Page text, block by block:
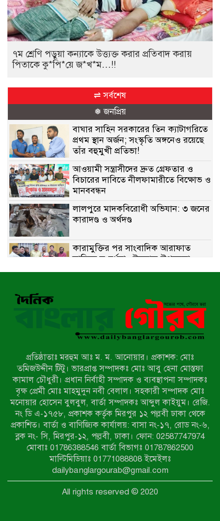
৭ম শ্রেণি পড়ুয়া কন্যাকে উত্ত্যক্ত করার প্রতিবাদ করায়
পিতাকে কু*পি*য়ে জ*খ*ম…!!
⇌ সর্বশেষ
❅ জনপ্রিয়
বাঘার সাহিন সরকারের তিন ক্যাটাগরিতে
প্রথম স্থান অর্জন; সংস্কৃতি অঙ্গনেও রয়েছে
তাঁর বহুমুখী প্রতিভা!
আওয়ামী সন্ত্রাসীদের দ্রুত গ্রেফতার ও
বিচারের দাবিতে নীলফামারীতে বিক্ষোভ ও
মানববন্ধন
লালপুরে মাদকবিরোধী অভিযান: ৩ জনের
কারাদণ্ড ও অর্থদণ্ড
কারামুক্তির পর সাংবাদিক আরাফাত
সানিকে সংবর্ধনা, টেকনাফ উপজেলা
প্রেসক্লাবের ফুলেল শুভেচ্ছা
মিয়ানমারের সীমান্তে স্থলমাইন বিস্ফোরণ:
উখিয়ার এক যুবকের পা বিচ্ছিন্ন
৭ম শ্রেণি পড়ুয়া কন্যাকে উত্ত্যক্ত করার
প্রতিবাদ করায় পিতাকে কু*পি*য়ে
জ*খ*ম…!!
জুলাই গণঅভ্যুত্থান দিবস-২০২৬ উপলক্ষে
নীলফামারীতে শহিদদের স্মরণে দোয়া
মাহফিল ও আলোচনা সভা অনুষ্ঠিত
বেলকুচিতে বজ্রপাতে শিক্ষার্থীর মৃত্যু
বেলকুচিতে গণঅভ্যুত্থান দিবসে ইসলামী
আন্দোলনের গণমিছিল ও গণহত্যার
প্রতিষ্ঠাতাঃ মরহুম আঃ ম. ম. আনোয়ার। প্রকাশক: মোঃ
তমিজউদ্দীন টিটু। ভারপ্রাপ্ত সম্পাদকঃ মোঃ আবু হেনা মোস্তফা
কামাল চৌধুরী। প্রধান নির্বাহী সম্পাদক ও ব্যবস্থাপনা সম্পাদকঃ
বৃক্ষ প্রেমী মোঃ মাহমুদুন নবী বেলাল। সহকারী সম্পাদক মোঃ
মনোয়ার হোসেন বুলবুল, বার্তা সম্পাদকঃ আব্দুল কাইয়ুম। রেজি.
নং ডি এ-১৭৫৮, প্রকাশক কর্তৃক মিরপুর ১২ পল্লবী ঢাকা থেকে
প্রকাশিত। বার্তা ও বাণিজ্যিক কার্যালয়: বাসা নং-১৭, রোড নং-৬,
ব্লক নং- সি, মিরপুর-১২, পল্লবী, ঢাকা। ফোন: 02587747974
মোবাঃ 01786388546 বার্তা বিভাগঃ 01787862500
মাল্টিমিডিয়াঃ 01771088808 ইমেইলঃ
dailybanglargourab@gmail.com
All rights reserved © 2020